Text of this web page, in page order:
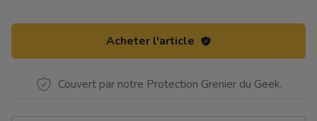
Acheter l'article
Couvert par notre Protection Grenier du Geek.